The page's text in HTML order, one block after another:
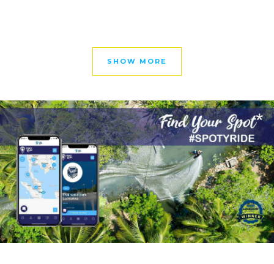
SHOW MORE